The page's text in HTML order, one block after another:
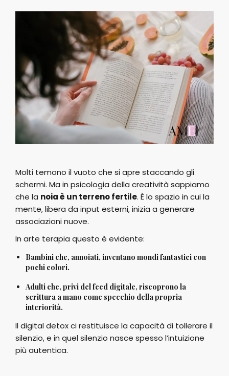
Molti temono il vuoto che si apre staccando gli
schermi. Ma in psicologia della creatività sappiamo
che la noia è un terreno fertile. È lo spazio in cui la
mente, libera da input esterni, inizia a generare
associazioni nuove.
In arte terapia questo è evidente:
Bambini che, annoiati, inventano mondi fantastici con
pochi colori.
Adulti che, privi del feed digitale, riscoprono la
scrittura a mano come specchio della propria
interiorità.
Il digital detox ci restituisce la capacità di tollerare il
silenzio, e in quel silenzio nasce spesso l’intuizione
più autentica.